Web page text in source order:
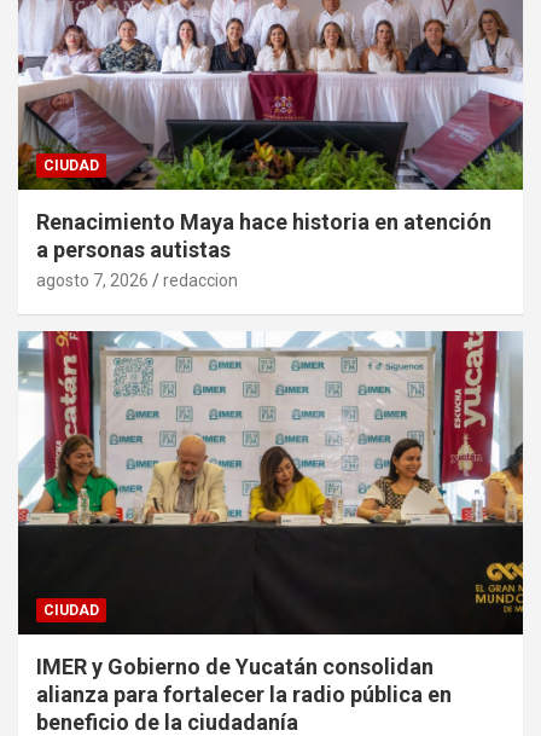
CIUDAD
Renacimiento Maya hace historia en atención
a personas autistas
agosto 7, 2026 redaccion
CIUDAD
IMER y Gobierno de Yucatán consolidan
alianza para fortalecer la radio pública en
beneficio de la ciudadanía